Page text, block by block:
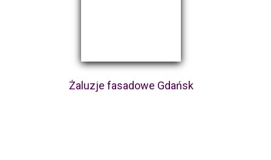
Żaluzje fasadowe Gdańsk